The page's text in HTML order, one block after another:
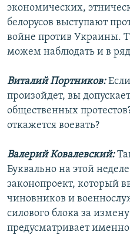
экономических,
белорусов выступают
войне против Украины.
можем наблюдать и в
Виталий Портников:
произойдет, вы
общественных
откажется воевать?
Валерий Ковалевский:
Буквально на этой
законопроект, который
чиновников и
силового блока за измену
предусматривает